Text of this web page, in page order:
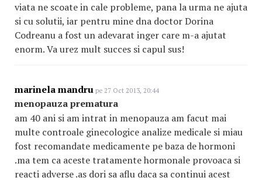
viata ne scoate in cale probleme, pana la urma ne ajuta
si cu solutii, iar pentru mine dna doctor Dorina
Codreanu a fost un adevarat inger care m-a ajutat
enorm. Va urez mult succes si capul sus!
marinela mandru pe 27 Oct 2013, 20:44
menopauza prematura
am 40 ani si am intrat in menopauza am facut mai
multe controale ginecologice analize medicale si miau
fost recomandate medicamente pe baza de hormoni
.ma tem ca aceste tratamente hormonale provoaca si
reacti adverse .as dori sa aflu daca sa continui acest